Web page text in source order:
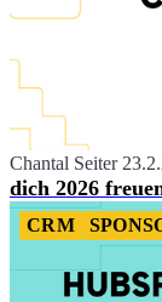
Chantal Seiter
dich 2026
CRM